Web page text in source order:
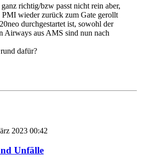
richtig/bzw passt nicht rein aber,
PMI wieder zurück zum Gate gerollt
durchgestartet ist, sowohl der
Airways aus AMS sind nun nach
dafür?
2023 00:42
Unfälle